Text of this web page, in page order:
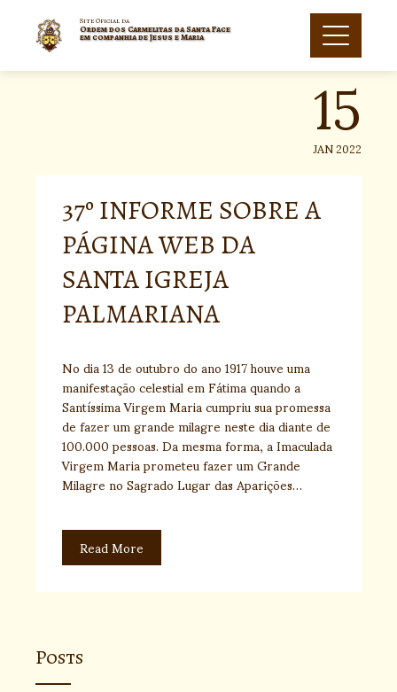
content
Site Oficial da
Ordem dos Carmelitas da Santa Face
em companhia de Jesus e Maria 15
JAN 2022
37º INFORME SOBRE A
PÁGINA WEB DA
SANTA IGREJA
PALMARIANA
​No dia 13 de outubro do ano 1917 houve uma
manifestação celestial em Fátima quando a
Santíssima Virgem Maria cumpriu sua promessa
de fazer um grande milagre neste dia diante de
100.000 pessoas. Da mesma forma, a Imaculada
Virgem Maria prometeu fazer um Grande
Milagre no Sagrado Lugar das Aparições…
Read More
Posts